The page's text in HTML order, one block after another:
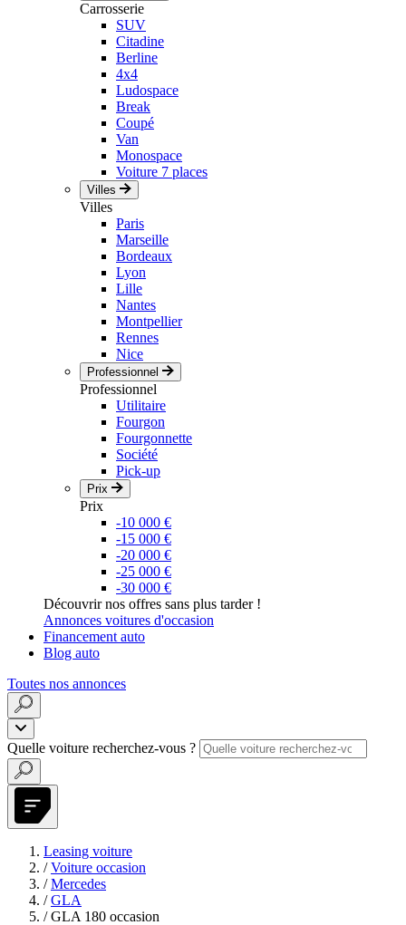
Carrosserie
SUV
Citadine
Berline
4x4
Ludospace
Break
Coupé
Van
Monospace
Voiture 7 places
Villes
Villes
Paris
Marseille
Bordeaux
Lyon
Lille
Nantes
Montpellier
Rennes
Nice
Professionnel
Professionnel
Utilitaire
Fourgon
Fourgonnette
Société
Pick-up
Prix
Prix
-10 000 €
-15 000 €
-20 000 €
-25 000 €
-30 000 €
Découvrir nos offres sans plus tarder !
Annonces voitures d'occasion
Financement auto
Blog auto
Toutes nos annonces
Quelle voiture recherchez-vous ?
Leasing voiture
/ Voiture occasion
/ Mercedes
/ GLA
/ GLA 180 occasion